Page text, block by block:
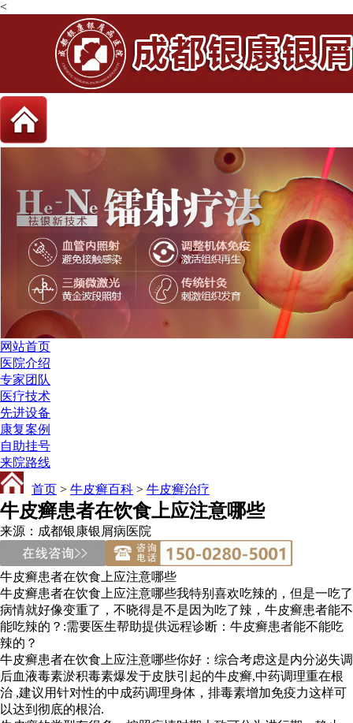
<
网站首页
医院介绍
专家团队
医疗技术
先进设备
康复案例
自助挂号
来院路线
首页 > 牛皮癣百科 > 牛皮癣治疗
牛皮癣患者在饮食上应注意哪些
来源：成都银康银屑病医院
牛皮癣患者在饮食上应注意哪些
牛皮癣患者在饮食上应注意哪些我特别喜欢吃辣的，但是一吃了
病情就好像变重了，不晓得是不是因为吃了辣，牛皮癣患者能不
能吃辣的？:需要医生帮助提供远程诊断：牛皮癣患者能不能吃
辣的？
牛皮癣患者在饮食上应注意哪些你好：综合考虑这是内分泌失调
后血液毒素淤积毒素爆发于皮肤引起的牛皮癣,中药调理重在根
治 ,建议用针对性的中成药调理身体，排毒素增加免疫力这样可
以达到彻底的根治.